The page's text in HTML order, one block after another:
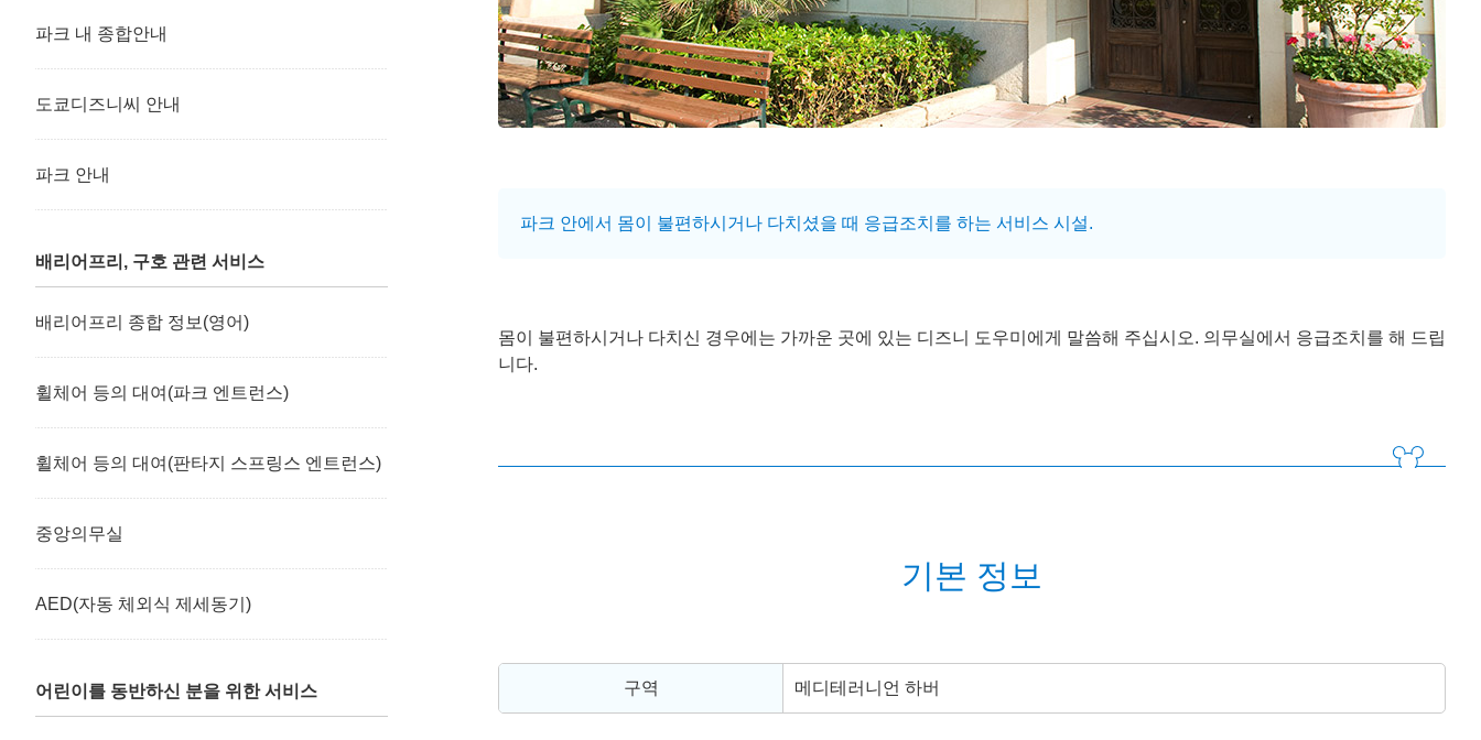
파크 안에서 몸이 불편하시거나 다치셨을 때 응급조치를 하는 서비스 시설.
몸이 불편하시거나 다치신 경우에는 가까운 곳에 있는 디즈니 도우미에게 말씀해 주십시오. 의무실에서 응급조치를 해 드립
니다.
기본 정보
구역 메디테러니언 하버
파크 내 종합안내
도쿄디즈니씨 안내
파크 안내
배리어프리, 구호 관련 서비스
배리어프리 종합 정보(영어)
휠체어 등의 대여(파크 엔트런스)
휠체어 등의 대여(판타지 스프링스 엔트런스)
중앙의무실
AED(자동 체외식 제세동기)
어린이를 동반하신 분을 위한 서비스